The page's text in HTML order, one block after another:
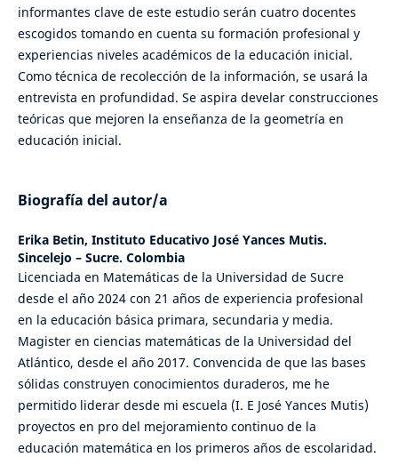
informantes clave de este estudio serán cuatro docentes
escogidos tomando en cuenta su formación profesional y
experiencias niveles académicos de la educación inicial.
Como técnica de recolección de la información, se usará la
entrevista en profundidad. Se aspira develar construcciones
teóricas que mejoren la enseñanza de la geometría en
educación inicial.
Biografía del autor/a
Erika Betin, Instituto Educativo José Yances Mutis.
Sincelejo – Sucre. Colombia
Licenciada en Matemáticas de la Universidad de Sucre
desde el año 2024 con 21 años de experiencia profesional
en la educación básica primara, secundaria y media.
Magister en ciencias matemáticas de la Universidad del
Atlántico, desde el año 2017. Convencida de que las bases
sólidas construyen conocimientos duraderos, me he
permitido liderar desde mi escuela (I. E José Yances Mutis)
proyectos en pro del mejoramiento continuo de la
educación matemática en los primeros años de escolaridad.